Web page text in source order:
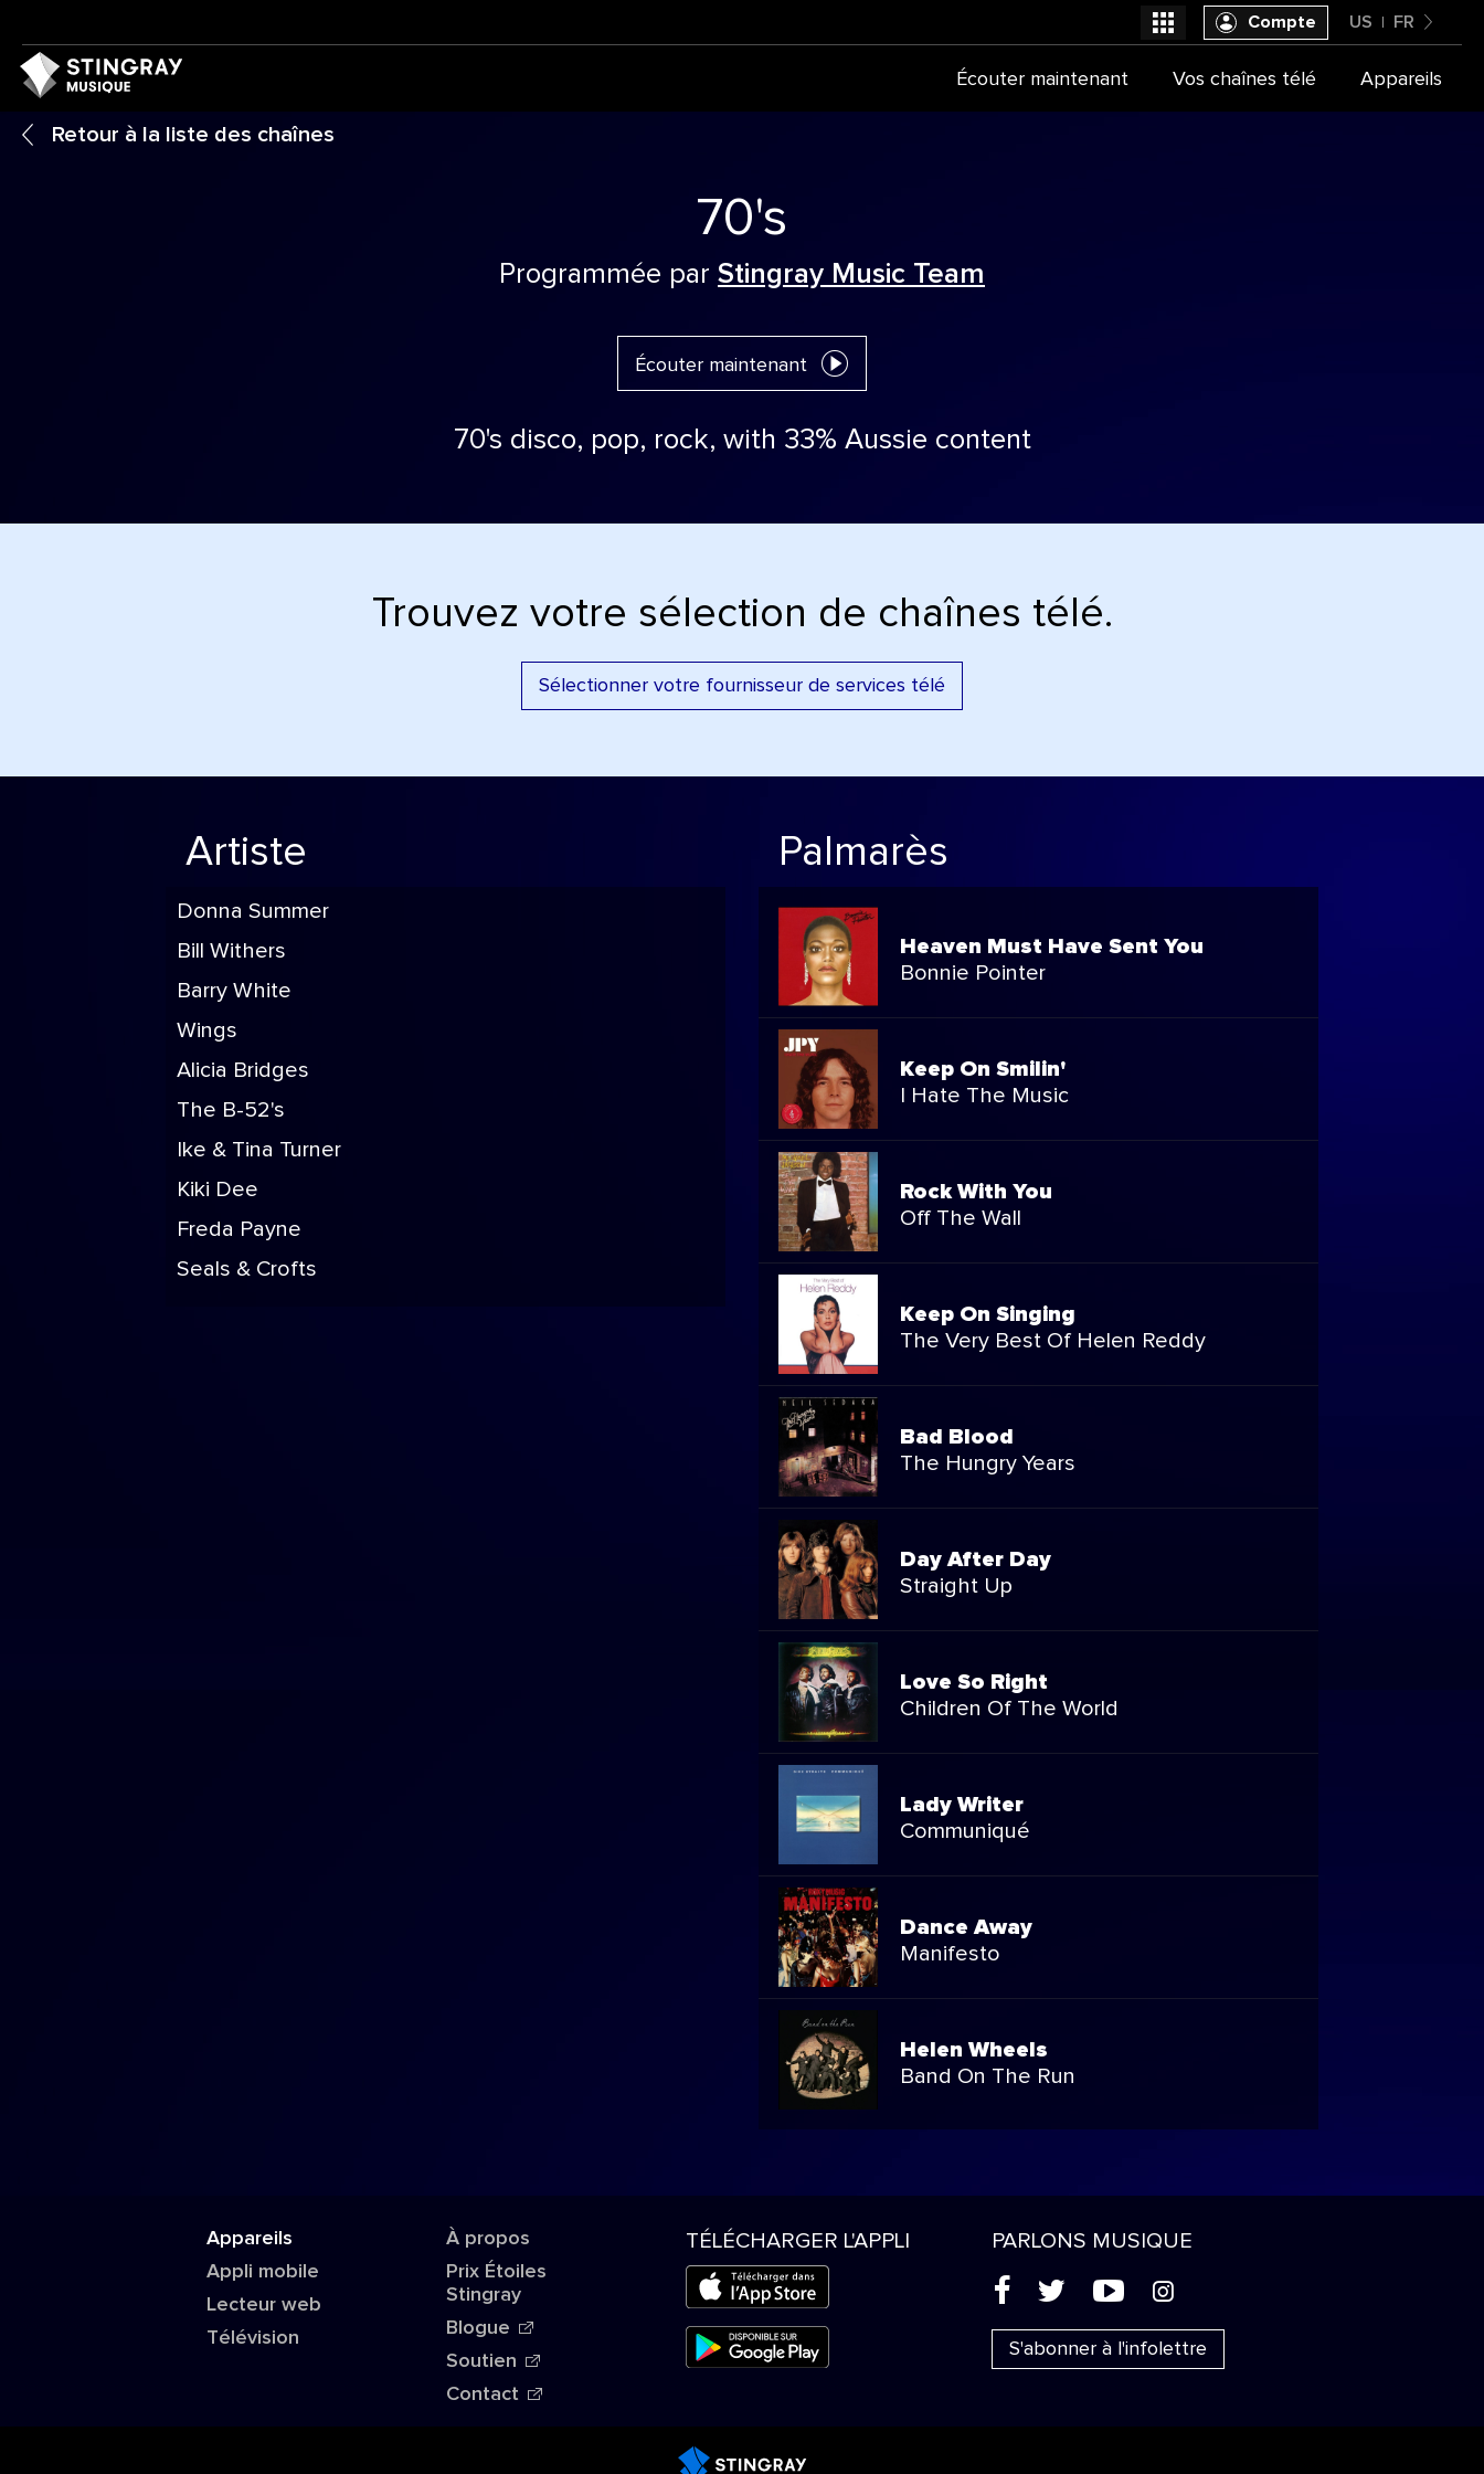
Retour à la liste des chaînes
70's
Programmée par Stingray Music Team
Écouter maintenant
70's disco, pop, rock, with 33% Aussie content
Trouvez votre sélection de chaînes télé.
Sélectionner votre fournisseur de services télé
Artiste
Donna Summer
Bill Withers
Barry White
Wings
Alicia Bridges
The B-52's
Ike & Tina Turner
Kiki Dee
Freda Payne
Seals & Crofts
Palmarès
Heaven Must Have Sent You
Bonnie Pointer
Keep On Smilin'
I Hate The Music
Rock With You
Off The Wall
Keep On Singing
The Very Best Of Helen Reddy
Bad Blood
The Hungry Years
Day After Day
Straight Up
Love So Right
Children Of The World
Lady Writer
Communiqué
Dance Away
Manifesto
Helen Wheels
Band On The Run
Appareils
Appli mobile
Lecteur web
Télévision
À propos
Prix Étoiles
Stingray
Blogue
Soutien
Contact
TÉLÉCHARGER L'APPLI PARLONS MUSIQUE
( ' + &
S'abonner à l'infolettre
United States
US FR
Compte
Écouter maintenant Vos chaînes télé Appareils